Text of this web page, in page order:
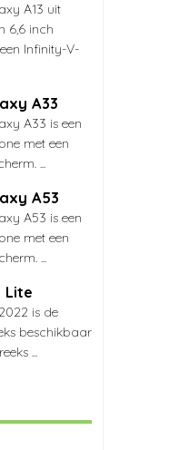
A13 uit
6,6 inch
Infinity-V-
A33
A33 is een
met een
...
A53
A53 is een
met een
...
Lite
is de
beschikbaar
...